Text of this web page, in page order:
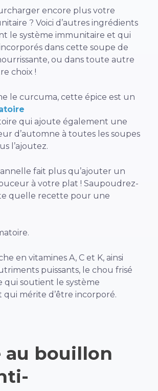
encore plus votre
? Voici d’autres ingrédients
le système immunitaire et qui
dans cette soupe de
ou dans toute autre
choix !
le curcuma, cette épice est un
qui ajoute également une
d’automne à toutes les soupes
l’ajoutez.
fait plus qu’ajouter un
à votre plat ! Saupoudrez-
quelle recette pour une
en vitamines A, C et K, ainsi
puissants, le chou frisé
qui soutient le système
mérite d’être incorporé.
au bouillon